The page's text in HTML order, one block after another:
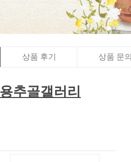
상품 후기 상품 문의
용추골갤러리